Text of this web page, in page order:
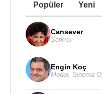
Popüler Yeni
Cansever
Şarkıcı
Engin Koç
Model Sinema